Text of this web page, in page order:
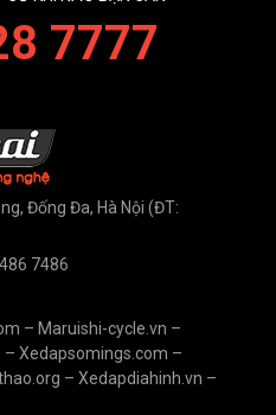
7777
Đống Đa, Hà Nội (ĐT:
7486
– Maruishi-cycle.vn –
– Xedapsomings.com –
– Xedapdiahinh.vn –